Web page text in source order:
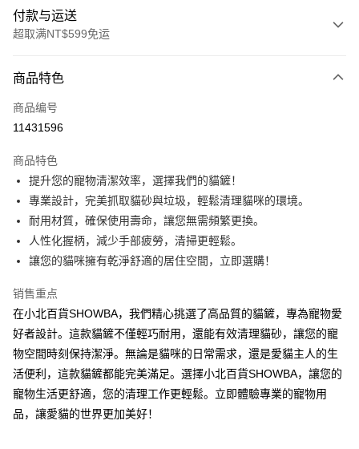
付款与运送
超取满NT$599免运
信用卡一次付款
超商取货付款
Apple Pay
街口支付
悠遊付
Google Pay
AFTEE先享后付
相关说明
一、關於 AFTEE先享後付
1. 於付款方式選擇AFTEE先享後付，將跳出AFTEE先享後付手機驗證視
窗。
2. 進行簡訊驗證之後，即可完成結帳手續。
3. 訂單確認後不需事先繳費，商品會配送至您的指定地址。
AFTEE APP推播通知。
全家取貨付款
商品特色
商品编号
11431596
商品特色
提升您的寵物清潔效率，選擇我們的貓鏟！
專業設計，完美抓取貓砂與垃圾，輕鬆清理貓咪的環境。
耐用材質，確保使用壽命，讓您無需頻繁更換。
人性化握柄，減少手部疲勞，清掃更輕鬆。
讓您的貓咪擁有乾淨舒適的居住空間，立即選購！
销售重点
在小北百貨SHOWBA，我們精心挑選了高品質的貓鏟，專為寵物愛
好者設計。這款貓鏟不僅輕巧耐用，還能有效清理貓砂，讓您的寵
物空間時刻保持潔淨。無論是貓咪的日常需求，還是愛貓主人的生
活便利，這款貓鏟都能完美滿足。選擇小北百貨SHOWBA，讓您的
寵物生活更舒適，您的清理工作更輕鬆。立即體驗專業的寵物用
品，讓愛貓的世界更加美好！